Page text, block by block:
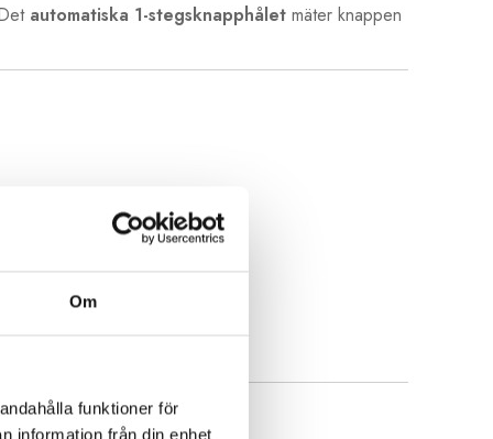
Om
funktioner för
information från din enhet
automatiska 1-stegsknapphålet mäter knappen